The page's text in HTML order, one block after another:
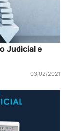
Judicial e
03/02/2021